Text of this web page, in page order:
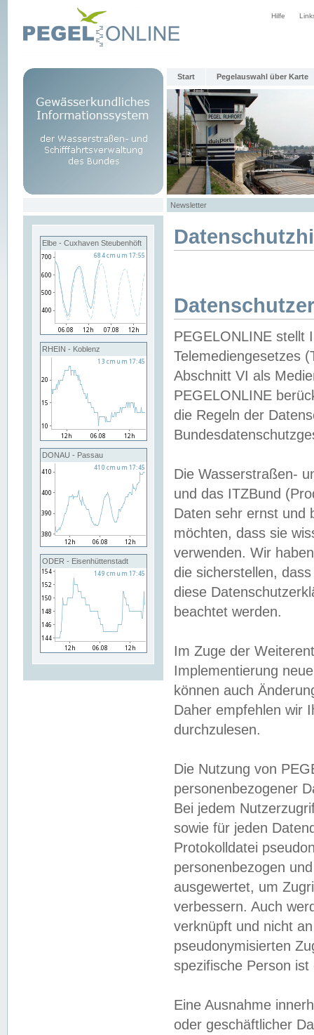
Hilfe
Start Pegelauswahl über Karte
Newsletter
Elbe - Cuxhaven Steubenhöft
RHEIN - Koblenz
DONAU - Passau
ODER - Eisenhüttenstadt
PEGELONLINE stellt
Telemediengesetzes
Abschnitt VI als
PEGELONLINE
die Regeln der
Die Wasserstraßen-
und das ITZBund
Daten sehr ernst und
möchten, dass sie
verwenden. Wir
die sicherstellen,
diese
beachtet werden.
Im Zuge der
Implementierung
können auch
Daher empfehlen wir
durchzulesen.
Die Nutzung von
personenbezogener
Bei jedem
sowie für jeden
Protokolldatei
personenbezogen
ausgewertet, um
verbessern. Auch
verknüpft und nicht
pseudonymisierten
spezifische Person
Eine Ausnahme
oder geschäftlicher